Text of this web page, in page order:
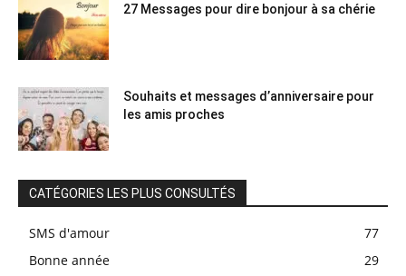
27 Messages pour dire bonjour à sa chérie
Souhaits et messages d’anniversaire pour
les amis proches
CATÉGORIES LES PLUS CONSULTÉS
SMS d'amour
77
Bonne année
29